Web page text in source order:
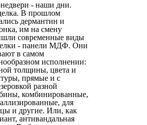
- наши дни.
В прошлом
дермантин и
им на смену
современные виды
- панели МДФ. Они
в самом
исполнении:
толщины, цвета и
прямые и с
разной
комбинированные,
для
и другие. Или, как
антивандальная